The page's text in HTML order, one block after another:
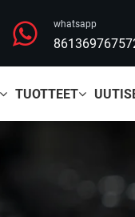
whatsapp
TUOTTEET